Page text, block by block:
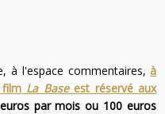
à l'espace commentaires,à
La Baseest réservé aux
par mois ou 100 euros